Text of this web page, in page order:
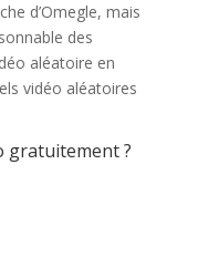
d’Omegle, mais
des
aléatoire en
vidéo aléatoires
gratuitement ?